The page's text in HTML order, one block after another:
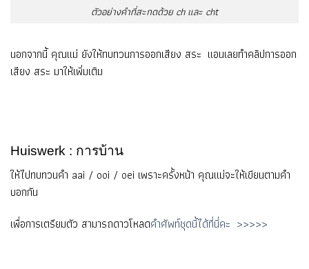
ตัวอย่างคำที่สะกดด้วย ch และ cht
นอกจากนี้ คุณแม่ ยังให้ทบทวนการออกเสียง สระ แอนเลยทำคลิปการออก
เสียง สระ มาให้เพิ่มเติม
Huiswerk : การบ้าน
ให้ไปทบทวนคำ aai / ooi / oei เพราะครั้งหน้า คุณแม่จะให้เขียนตามคำ
บอกกัน
เพื่อการเตรียมตัว สามารถดาวโหลดคำศัพท์ชุดนี้ได้ที่นี่คะ >>>>>